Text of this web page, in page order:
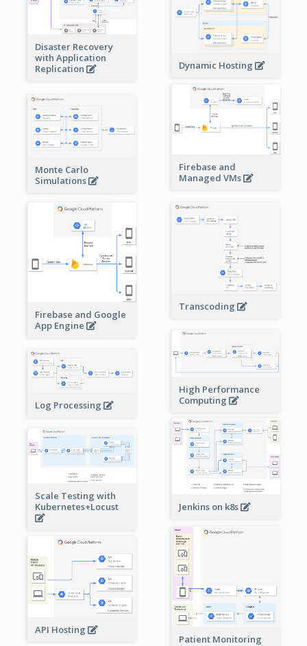
Disaster Recovery
with Application
Replication
Dynamic Hosting
Firebase and
Managed VMs
Monte Carlo
Simulations
Firebase and Google
App Engine
Transcoding
High Performance
Computing
Log Processing
Jenkins on k8s
Scale Testing with
Kubernetes+Locust
Patient Monitoring
API Hosting